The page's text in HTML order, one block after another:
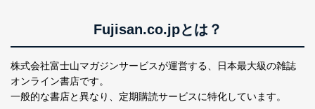
情報システムの使用に伴う漏洩等の防止
メール等により個人データの含まれるファイルを
送信する場合に、当該ファイルへのパスワードを
設定しています。
個人情報保護マネジメントシステムの継続的改善
Fujisan.co.jpとは？
株式会社富士山マガジンサービスが運営する、
日本最大級の雑誌
オンライン書店です。
一般的な書店と異なり、 定期購読サービスに特化しています。